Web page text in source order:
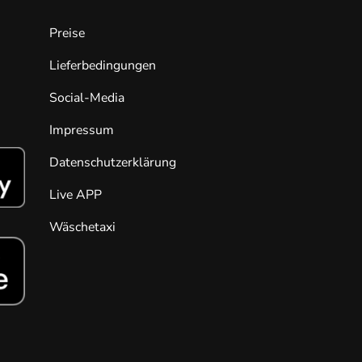
Preise
Lieferbedingungen
Social-Media
Impressum
Datenschutzerklärung
Live APP
Wäschetaxi